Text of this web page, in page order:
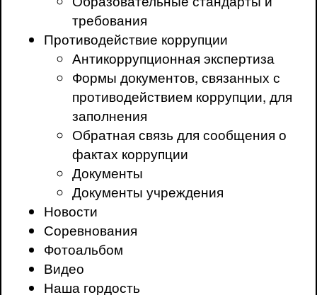
требования
Противодействие коррупции
Антикоррупционная экспертиза
Формы документов, связанных с
противодействием коррупции, для
заполнения
Обратная связь для сообщения о
фактах коррупции
Документы
Документы учреждения
Новости
Соревнования
Фотоальбом
Видео
Наша гордость